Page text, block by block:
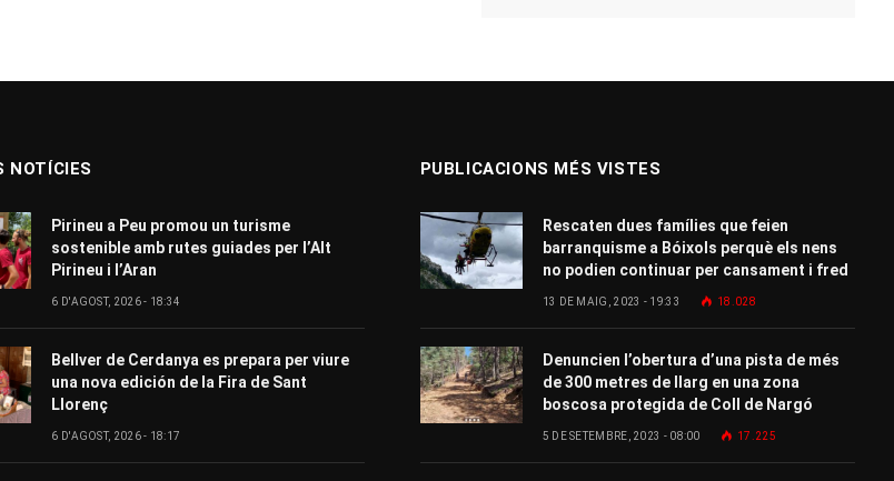
NOTÍCIES
Pirineu a Peu promou un turisme
sostenible amb rutes guiades per l’Alt
Pirineu i l’Aran
6 D'AGOST, 2026 - 18:34
Bellver de Cerdanya es prepara per viure
una nova edición de la Fira de Sant
Llorenç
6 D'AGOST, 2026 - 18:17
PUBLICACIONS MÉS VISTES
Rescaten dues famílies que feien
barranquisme a Bóixols perquè els nens
no podien continuar per cansament i fred
13 DE MAIG, 2023 - 19:33 18.028
Denuncien l’obertura d’una pista de més
de 300 metres de llarg en una zona
boscosa protegida de Coll de Nargó
5 DE SETEMBRE, 2023 - 08:00 17.225